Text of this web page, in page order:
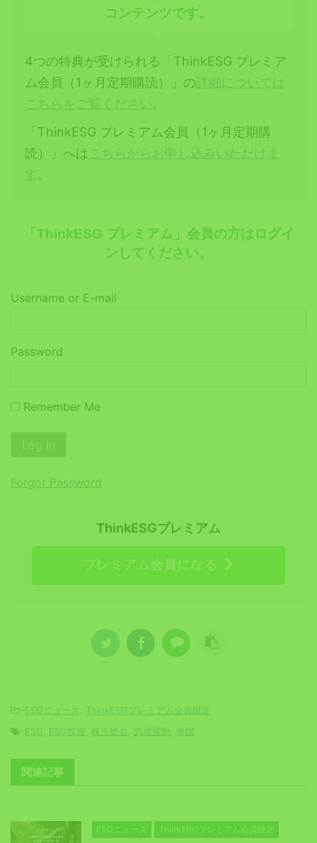
コンテンツです。
4つの特典が受けられる「ThinkESG プレミア
ム会員（1ヶ月定期購読）」の詳細については
こちらをご覧ください。
「ThinkESG プレミアム会員（1ヶ月定期購
読）」へは こちらからお申し込みいただけま
す。
「ThinkESG プレミアム」会員の方はログイ
ンしてください。
Username or E-mail
Password
Remember Me
Forgot Password
ThinkESGプレミアム
プレミアム会員になる
-ESGニュース
ThinkESGプレミアム会員限定
ESG ESG投資 株主総会 気候変動 米国
関連記事
ESGニュース ThinkESGプレミアム会員限定